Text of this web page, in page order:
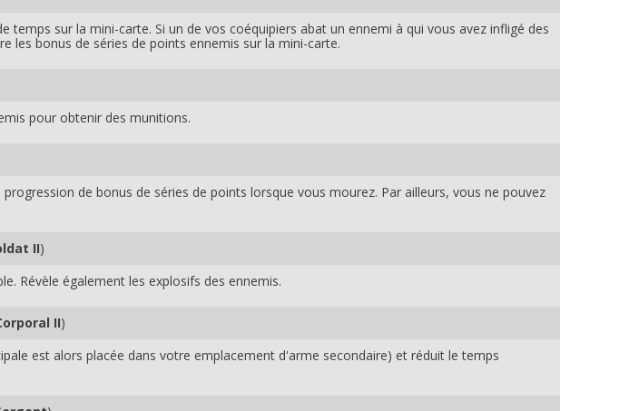
sur la mini-carte. Si un de vos coéquipiers abat un ennemi à qui vous avez infligé des
les bonus de séries de points ennemis sur la mini-carte.
pour obtenir des munitions.
de bonus de séries de points lorsque vous mourez. Par ailleurs, vous ne pouvez
II)
Révèle également les explosifs des ennemis.
II)
est alors placée dans votre emplacement d'arme secondaire) et réduit le temps